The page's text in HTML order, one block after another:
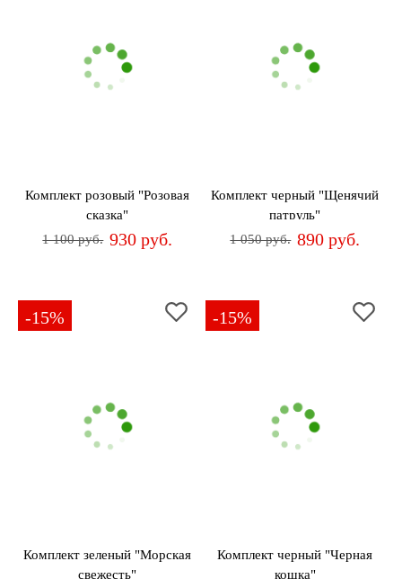
Комплект розовый "Розовая
сказка"
1 100 руб. 930 руб.
Комплект черный "Щенячий
патруль"
1 050 руб. 890 руб.
-15%
Комплект зеленый "Морская
свежесть"
-15%
Комплект черный "Черная
кошка"